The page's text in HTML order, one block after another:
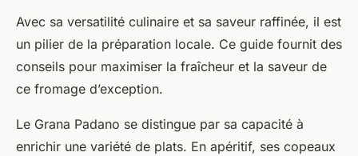
Avec sa versatilité culinaire et sa saveur raffinée, il est
un pilier de la préparation locale. Ce guide fournit des
conseils pour maximiser la fraîcheur et la saveur de
ce fromage d’exception.
Le Grana Padano se distingue par sa capacité à
enrichir une variété de plats. En apéritif, ses copeaux